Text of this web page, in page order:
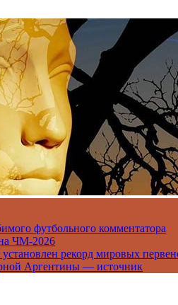
футбольного комментатора
ЧМ-2026
рекорд мировых
Аргентины — источник